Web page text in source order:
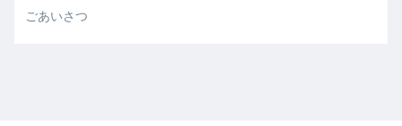
ごあいさつ